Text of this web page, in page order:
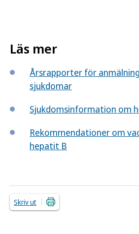
Läs mer
Årsrapporter för
sjukdomar
Sjukdomsinformation om
Rekommendationer om
hepatit B
Skriv ut